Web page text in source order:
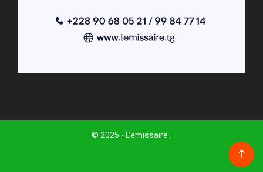
© 2025 - L'emissaire .